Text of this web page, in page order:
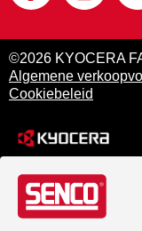
©2026 KYOCERA
Algemene
Cookiebeleid